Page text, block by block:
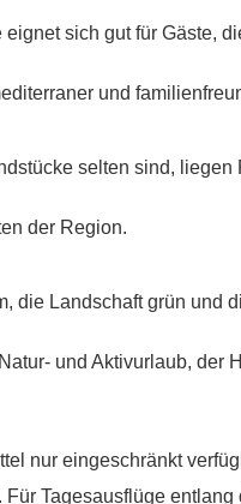
sich gut für Gäste,
und
selten sind, liegen
der Region.
die Landschaft grün und
und Aktivurlaub, der
nur eingeschränkt
Tagesausflüge entlang